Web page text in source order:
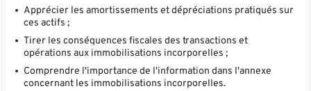
Apprécier les amortissements et dépréciations pratiqués sur
ces actifs ;
Tirer les conséquences fiscales des transactions et
opérations aux immobilisations incorporelles ;
Comprendre l'importance de l'information dans l'annexe
concernant les immobilisations incorporelles.